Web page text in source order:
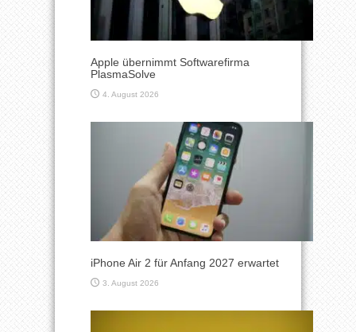
Apple übernimmt Softwarefirma
PlasmaSolve
4. August 2026
iPhone Air 2 für Anfang 2027 erwartet
3. August 2026